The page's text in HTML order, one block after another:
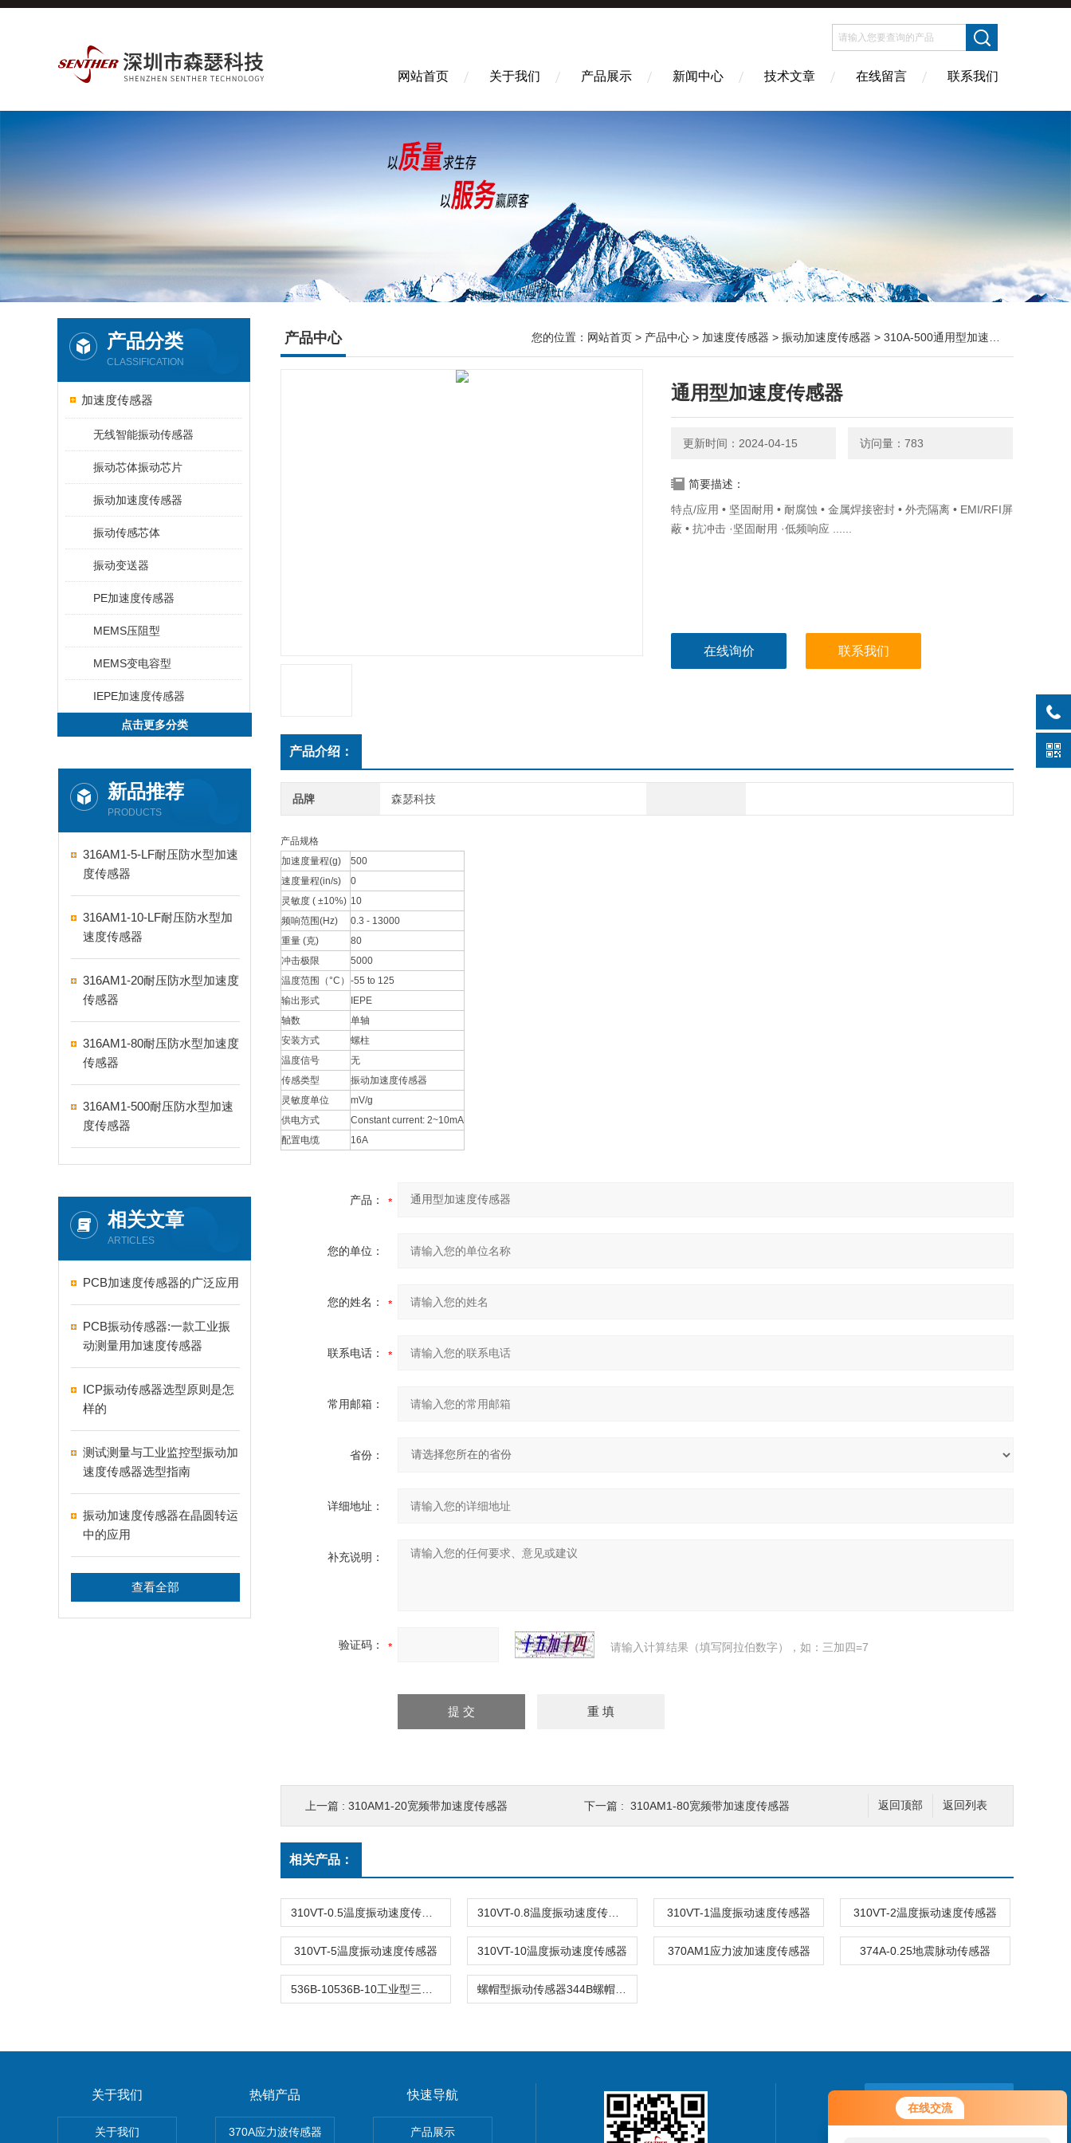
在线交流
网站首页 关于我们 产品展示 新闻中心 技术文章 在线留言 联系我们
产品分类
CLASSIFICATION
加速度传感器
无线智能振动传感器
振动芯体振动芯片
振动加速度传感器
振动传感芯体
振动变送器
PE加速度传感器
MEMS压阻型
MEMS变电容型
IEPE加速度传感器
点击更多分类
新品推荐
PRODUCTS
316AM1-5-LF耐压防水型加速
度传感器
316AM1-10-LF耐压防水型加
速度传感器
316AM1-20耐压防水型加速度
传感器
316AM1-80耐压防水型加速度
传感器
316AM1-500耐压防水型加速
度传感器
相关文章
ARTICLES
PCB加速度传感器的广泛应用
PCB振动传感器:一款工业振
动测量用加速度传感器
ICP振动传感器选型原则是怎
样的
测试测量与工业监控型振动加
速度传感器选型指南
振动加速度传感器在晶圆转运
中的应用
查看全部
产品中心 您的位置： 网站首页 > 产品中心 > 加速度传感器 > 振动加速度传感器 > 310A-500通用型加速度传感器
通用型加速度传感器
更新时间：2024-04-15 访问量：783
简要描述：
特点/应用 • 坚固耐用 • 耐腐蚀 • 金属焊接密封 • 外壳隔离 • EMI/RFI屏
蔽 • 抗冲击 ·坚固耐用 ·低频响应 ......
在线询价 联系我们
产品介绍：
品牌 森瑟科技
产品规格
加速度量程(g)
500
速度量程(in/s)
0
灵敏度 ( ±10%) 10
频响范围(Hz)
0.3 - 13000
重量 (克)
80
冲击极限
5000
温度范围（°C） -55 to 125
输出形式
IEPE
轴数
单轴
安装方式
螺柱
温度信号
无
传感类型
振动加速度传感器
灵敏度单位
mV/g
供电方式
Constant current: 2~10mA
配置电缆
16A
产品：
您的单位：
您的姓名：
联系电话：
常用邮箱：
省份：
详细地址：
补充说明：
验证码： 请输入计算结果（填写阿拉伯数字），如：三加四=7
返回列表
返回顶部
上一篇 : 310AM1-20宽频带加速度传感器 下一篇 : 310AM1-80宽频带加速度传感器
相关产品：
310VT-1温度振动速度传感器 310VT-2温度振动速度传感器
310VT-5温度振动速度传感器 310VT-10温度振动速度传感器 370AM1应力波加速度传感器 374A-0.25地震脉动传感器
关于我们
关于我们
热销产品
370A应力波传感器
快速导航
产品展示
联系我们